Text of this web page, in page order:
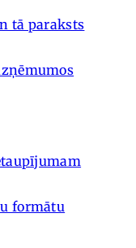
tā paraksts
formātu